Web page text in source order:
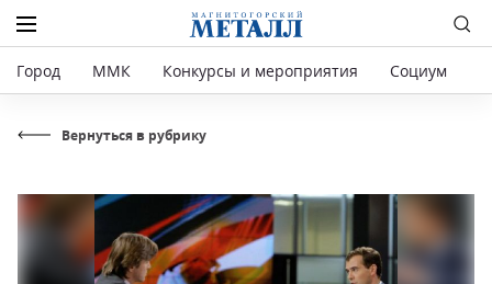
Город ММК Конкурсы и мероприятия Социум
Вернуться в рубрику